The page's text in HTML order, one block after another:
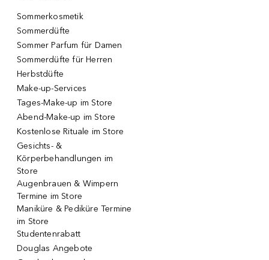
Sommerkosmetik
Sommerdüfte
Sommer Parfum für Damen
Sommerdüfte für Herren
Herbstdüfte
Make-up-Services
Tages-Make-up im Store
Abend-Make-up im Store
Kostenlose Rituale im Store
Gesichts- &
Körperbehandlungen im
Store
Augenbrauen & Wimpern
Termine im Store
Maniküre & Pediküre Termine
im Store
Studentenrabatt
Douglas Angebote